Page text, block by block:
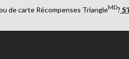
de carte Récompenses TriangleMD?